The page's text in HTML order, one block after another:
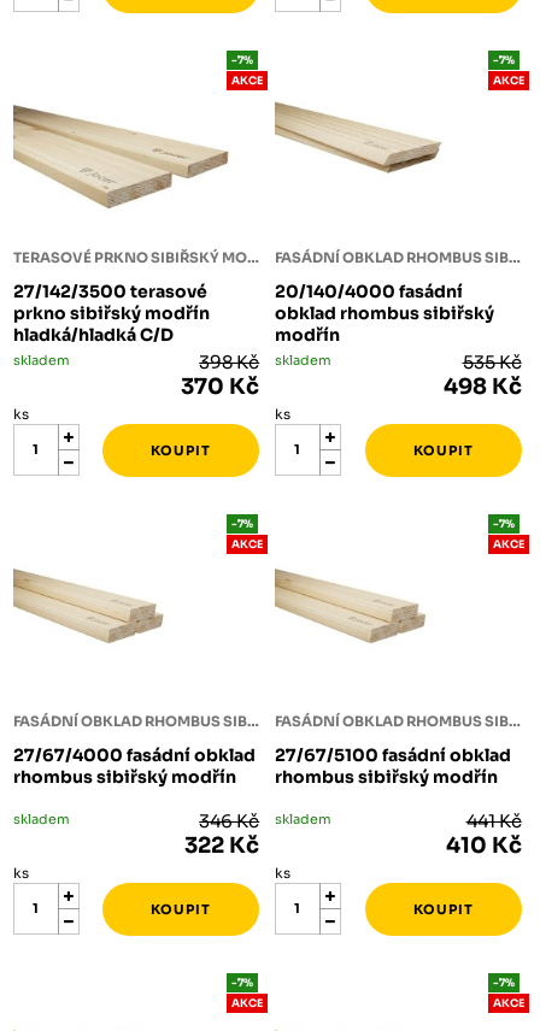
TERASOVÉ PRKNO SIBIŘSKÝ MODŘÍN
27/142/3500 terasové
prkno sibiřský modřín
hladká/hladká C/D
-7%
AKCE
skladem 398 Kč
370 Kč
ks
FASÁDNÍ OBKLAD RHOMBUS SIBIŘSKÝ MODŘÍN
20/140/4000 fasádní
obklad rhombus sibiřský
modřín
-7%
AKCE
skladem 535 Kč
498 Kč
ks
FASÁDNÍ OBKLAD RHOMBUS SIBIŘSKÝ MODŘÍN
27/67/4000 fasádní obklad
rhombus sibiřský modřín
-7%
AKCE
skladem 346 Kč
322 Kč
ks
FASÁDNÍ OBKLAD RHOMBUS SIBIŘSKÝ MODŘÍN
27/67/5100 fasádní obklad
rhombus sibiřský modřín
-7%
AKCE
skladem 441 Kč
410 Kč
ks
-7%
AKCE
-7%
AKCE